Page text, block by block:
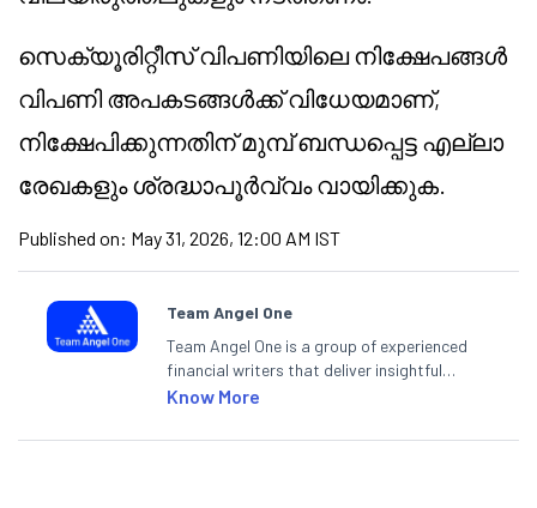
സെക്യൂരിറ്റീസ് വിപണിയിലെ നിക്ഷേപങ്ങൾ
വിപണി അപകടങ്ങൾക്ക് വിധേയമാണ്,
നിക്ഷേപിക്കുന്നതിന് മുമ്പ് ബന്ധപ്പെട്ട എല്ലാ
രേഖകളും ശ്രദ്ധാപൂർവ്വം വായിക്കുക.
Published on: May 31, 2026, 12:00 AM IST
Team Angel One
Team Angel One is a group of experienced
financial writers that deliver insightful
articles on the stock market, IPO, economy,
categories.
Know More